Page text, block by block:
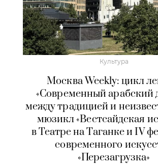
Культура
Москва Weekly: цикл
«Современный арабский
между традицией и
мюзикл «Вестсайдская
в Театре на Таганке и IV
современного
«Перезагрузка»